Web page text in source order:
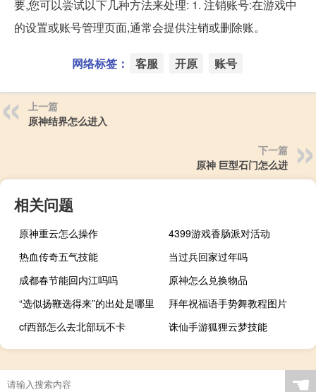
要,您可以尝试以下几种方法来处理: 1. 注销账号:在游戏中
的设置或账号管理页面,通常会提供注销或删除账。
网络标签： 客服 开原 账号
上一篇
原神结界怎么进入
下一篇
原神 巨型石门怎么进
相关问题
原神重云怎么操作
4399游戏香肠派对活动
热血传奇五气技能
当过兵回家过年吗
成都春节能回内江吗吗
原神怎么兑换物品
“选似扬鞭选得来”的出处是哪里
拜年祝福语手势舞教程图片
cf西部怎么去北部玩不卡
诛仙手游狐狸云梦技能
☚